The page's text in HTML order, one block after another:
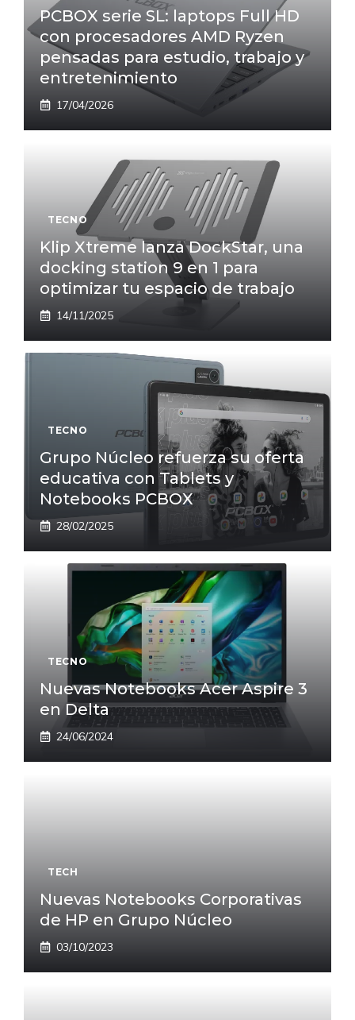
PCBOX serie SL: laptops Full HD
con procesadores AMD Ryzen
pensadas para estudio, trabajo y
entretenimiento
17/04/2026
TECNO
Klip Xtreme lanza DockStar, una
docking station 9 en 1 para
optimizar tu espacio de trabajo
14/11/2025
TECNO
Grupo Núcleo refuerza su oferta
educativa con Tablets y
Notebooks PCBOX
28/02/2025
TECNO
Nuevas Notebooks Acer Aspire 3
en Delta
24/06/2024
TECH
Nuevas Notebooks Corporativas
de HP en Grupo Núcleo
03/10/2023